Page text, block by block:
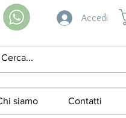
Accedi
siamo Contatti